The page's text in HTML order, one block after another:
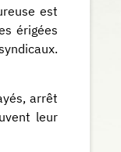
est
érigées
arrêt
leur